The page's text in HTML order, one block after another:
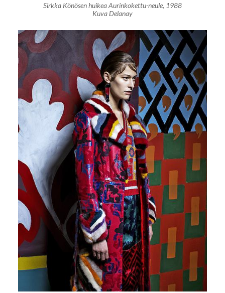
Sirkka Könösen huikea Aurinkokettu-neule, 1988
Kuva Delanay